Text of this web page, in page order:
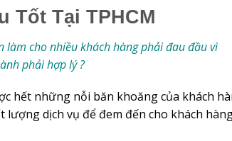
Tốt Tại TPHCM
làm cho nhiều khách hàng phải đau đầu vì
phải hợp lý ?
hết những nỗi băn khoăng của khách
dịch vụ để đem đến cho khách